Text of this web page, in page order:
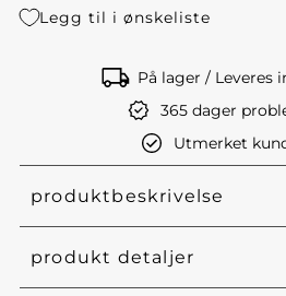
Legg til i ønskeliste
På lager / Leveres
365 dager
Utmerket
produktbeskrivelse
produkt detaljer